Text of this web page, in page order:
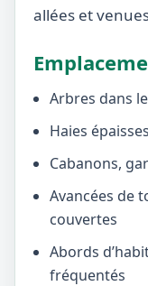
allées et
Arbres dans
Haies
Cabanons,
Avancées de
couvertes
Abords
fréquentés